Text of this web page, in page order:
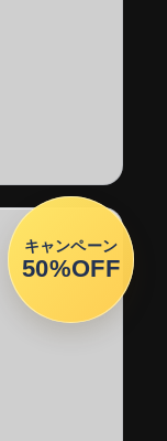
キャンペーン
50%OFF